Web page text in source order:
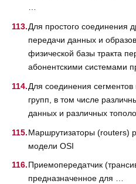
Для простого соединения
передачи данных и
физической базы тракта
абонентскими системами
Для соединения
групп, в том числе
данных и различных
Маршрутизаторы (routers)
модели OSI
Приемопередатчик
предназначенное для …